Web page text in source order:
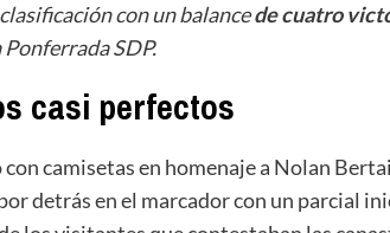
con un balancede cuatro
SDP.
casi perfectos
camisetas en homenaje a Nolan
detrás en el marcador con un parcial